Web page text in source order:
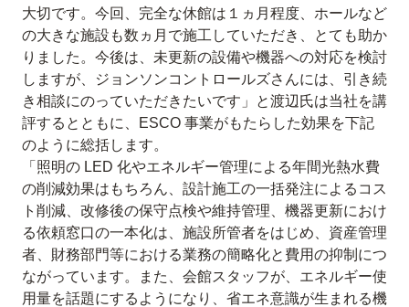
大切です。今回、完全な休館は１ヵ月程度、ホールなど
の大きな施設も数ヵ月で施工していただき、とても助か
りました。今後は、未更新の設備や機器への対応を検討
しますが、ジョンソンコントロールズさんには、引き続
き相談にのっていただきたいです」と渡辺氏は当社を講
評するとともに、ESCO 事業がもたらした効果を下記
のように総括します。
「照明の LED 化やエネルギー管理による年間光熱水費
の削減効果はもちろん、設計施工の一括発注によるコス
ト削減、改修後の保守点検や維持管理、機器更新におけ
る依頼窓口の一本化は、施設所管者をはじめ、資産管理
者、財務部門等における業務の簡略化と費用の抑制につ
ながっています。また、会館スタッフが、エネルギー使
用量を話題にするようになり、省エネ意識が生まれる機